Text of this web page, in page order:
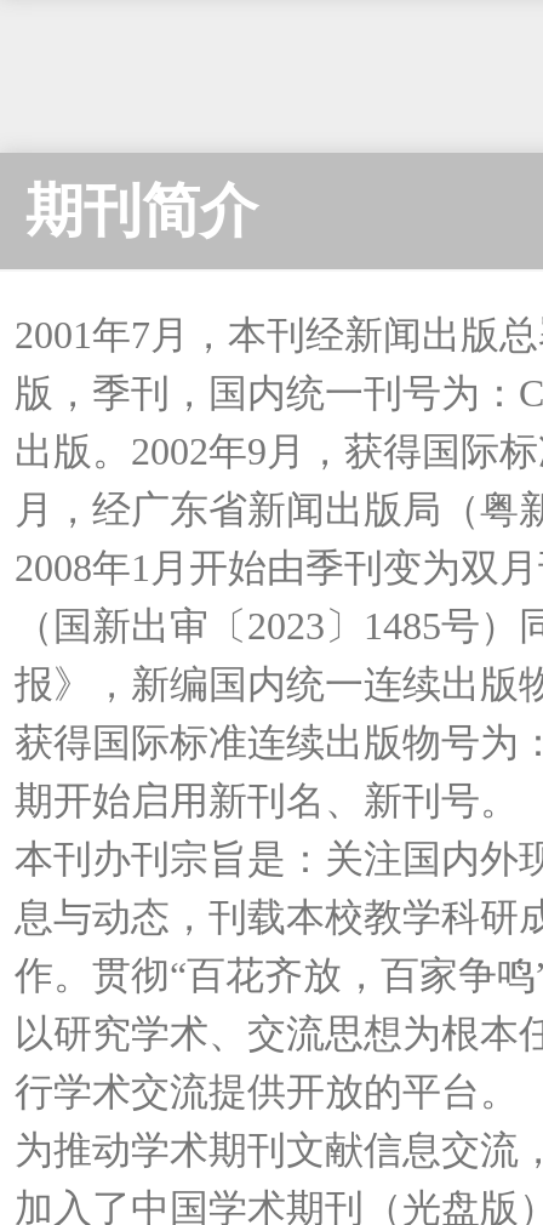
期刊简介
2001年7月，本刊经新闻出版
版，季刊，国内统一刊号为：
出版。2002年9月，获得国际
月，经广东省新闻出版局（粤
2008年1月开始由季刊变为双
（国新出审〔2023〕1485号
报》，新编国内统一连续出版
获得国际标准连续出版物号为
期开始启用新刊名、新刊号。
本刊办刊宗旨是：关注国内外
息与动态，刊载本校教学科研
作。贯彻“百花齐放，百家争
以研究学术、交流思想为根本
行学术交流提供开放的平台。
为推动学术期刊文献信息交流
加入了中国学术期刊（光盘版